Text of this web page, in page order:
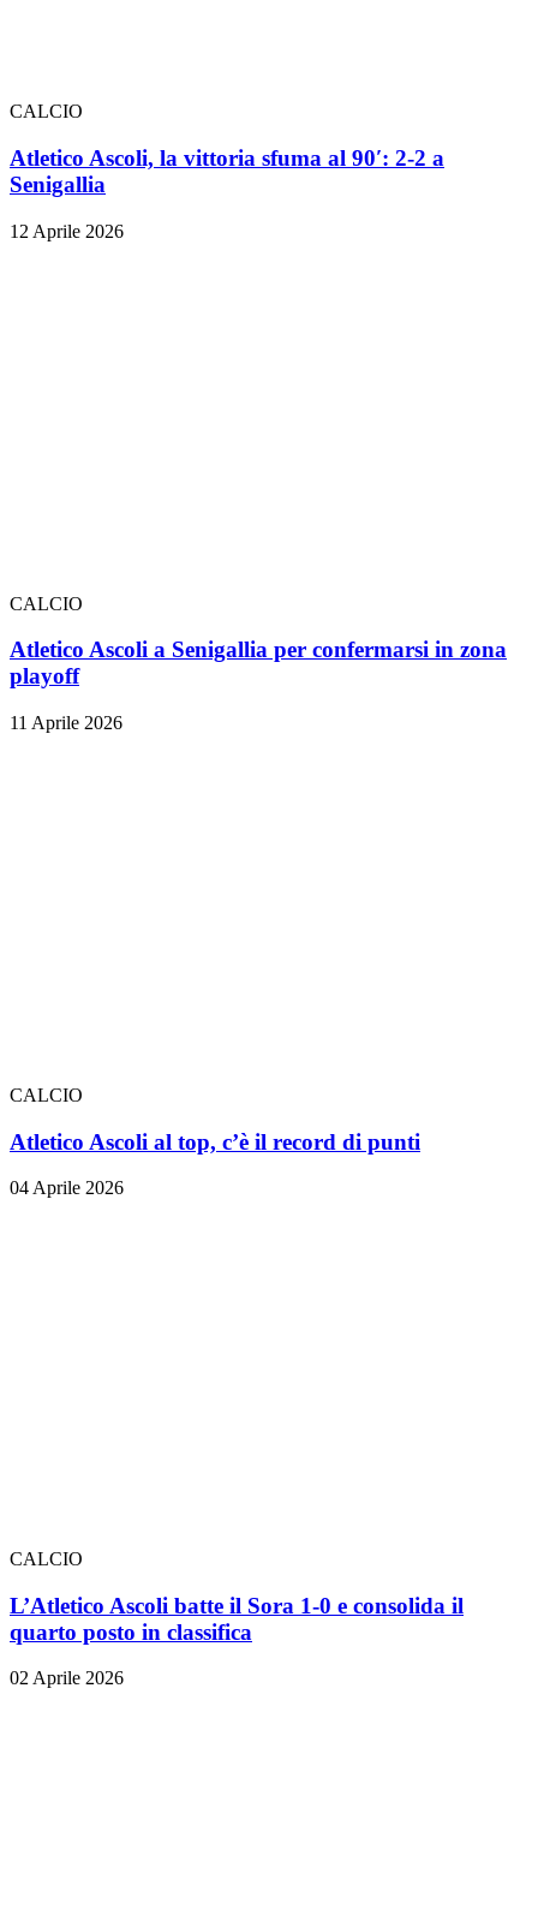
CALCIO
Atletico Ascoli, la vittoria sfuma al 90′: 2-2 a
Senigallia
12 Aprile 2026
CALCIO
Atletico Ascoli a Senigallia per confermarsi in zona
playoff
11 Aprile 2026
CALCIO
Atletico Ascoli al top, c’è il record di punti
04 Aprile 2026
CALCIO
L’Atletico Ascoli batte il Sora 1-0 e consolida il
quarto posto in classifica
02 Aprile 2026